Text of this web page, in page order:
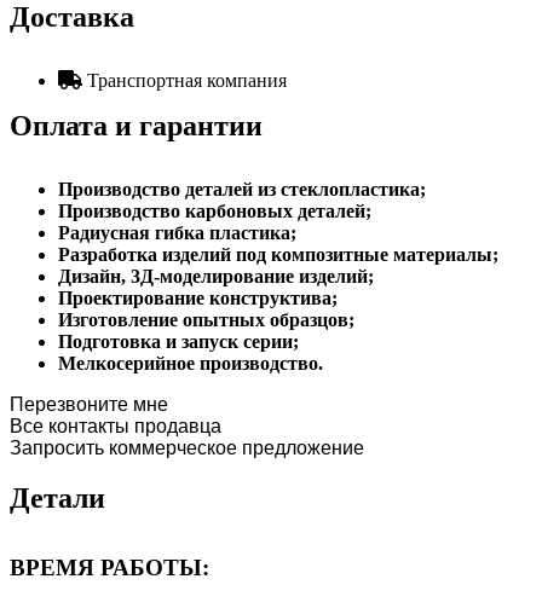
Доставка
Транспортная компания
Оплата и гарантии
Производство деталей из стеклопластика;
Производство карбоновых деталей;
Радиусная гибка пластика;
Разработка изделий под композитные материалы;
Дизайн, 3Д-моделирование изделий;
Проектирование конструктива;
Изготовление опытных образцов;
Подготовка и запуск серии;
Мелкосерийное производство.
Перезвоните мне
Все контакты продавца
Запросить коммерческое предложение
Детали
ВРЕМЯ РАБОТЫ: